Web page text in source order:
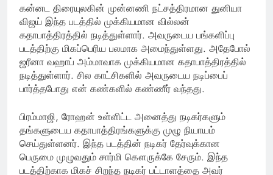
கன்னட திரையுலகின் முன்னணி நட்சத்திரமான துனியா
விஜய் இந்த படத்தில் முக்கியமான வில்லன்
கதாபாத்திரத்தில் நடித்துள்ளார். அவருடைய பங்களிப்பு
படத்திற்கு மிகப்பெரிய பலமாக அமைந்துள்ளது. அதேபோல்
ஜரீனா வஹாப் அம்மாவாக முக்கியமான கதாபாத்திரத்தில்
நடித்துள்ளார். சில காட்சிகளில் அவருடைய நடிப்பைப்
பார்த்தபோது என் கண்களில் கண்ணீர் வந்தது.
பிரம்மாஜி, ரோஹன் உள்ளிட்ட அனைத்து நடிகர்களும்
தங்களுடைய கதாபாத்திரங்களுக்கு முழு நியாயம்
செய்துள்ளனர். இந்த படத்தின் நடிகர் தேர்வுக்கான
பெருமை முழுவதும் சார்மி கௌருக்கே சேரும். இந்த
படத்திற்காக மிகச் சிறந்த நடிகர் பட்டாளத்தை அவர்